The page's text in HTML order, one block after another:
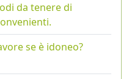
da tenere di
se è idoneo?